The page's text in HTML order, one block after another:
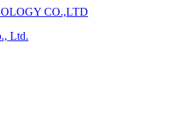
Ltd.